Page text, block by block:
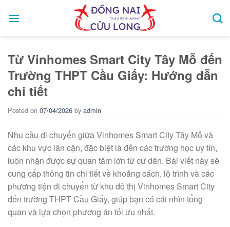
Từ Vinhomes Smart City Tây Mỗ đến
Trường THPT Cầu Giấy: Hướng dẫn
chi tiết
Posted on 07/04/2026 by admin
Nhu cầu di chuyển giữa Vinhomes Smart City Tây Mỗ và
các khu vực lân cận, đặc biệt là đến các trường học uy tín,
luôn nhận được sự quan tâm lớn từ cư dân. Bài viết này sẽ
cung cấp thông tin chi tiết về khoảng cách, lộ trình và các
phương tiện di chuyển từ khu đô thị Vinhomes Smart City
đến trường THPT Cầu Giấy, giúp bạn có cái nhìn tổng
quan và lựa chọn phương án tối ưu nhất.